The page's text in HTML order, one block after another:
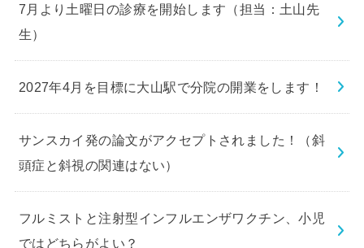
7月より土曜日の診療を開始します（担当：土山先
生）
2027年4月を目標に大山駅で分院の開業をします！
サンスカイ発の論文がアクセプトされました！（斜
頭症と斜視の関連はない）
フルミストと注射型インフルエンザワクチン、小児
ではどちらがよい？